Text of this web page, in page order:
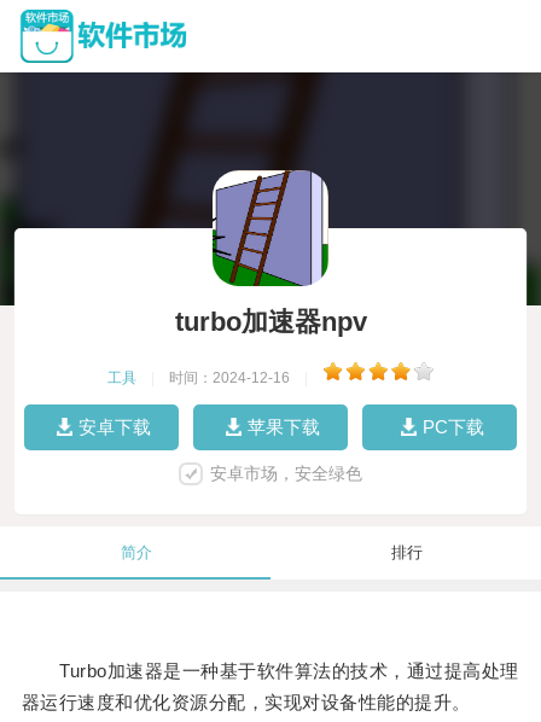
turbo加速器npv
工具 时间：2024-12-16
安卓下载 苹果下载 PC下载
安卓市场，安全绿色
简介 排行
Turbo加速器是一种基于软件算法的技术，通过提高处理
器运行速度和优化资源分配，实现对设备性能的提升。